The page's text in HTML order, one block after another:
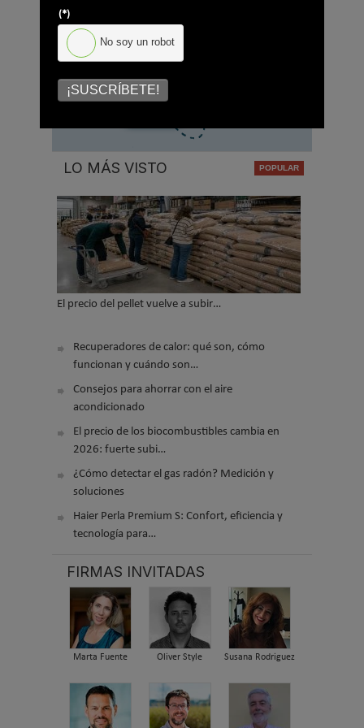
*
No soy un robot
LO MÁS VISTO
El precio del pellet vuelve a subir…
Recuperadores de calor: qué son, cómo
funcionan y cuándo son…
Consejos para ahorrar con el aire
acondicionado
El precio de los biocombustibles cambia en
2026: fuerte subi…
¿Cómo detectar el gas radón? Medición y
soluciones
Haier Perla Premium S: Confort, eficiencia y
tecnología para…
FIRMAS INVITADAS
Marta Fuente Oliver Style Susana Rodriguez
(*)
No soy un robot
¡SUSCRÍBETE!